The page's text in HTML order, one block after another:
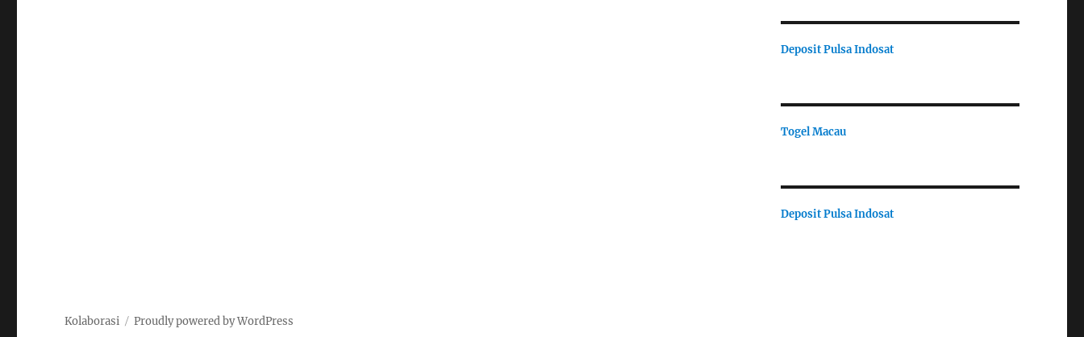
Deposit Pulsa Indosat
Togel Macau
Deposit Pulsa Indosat
Kolaborasi Proudly powered by WordPress